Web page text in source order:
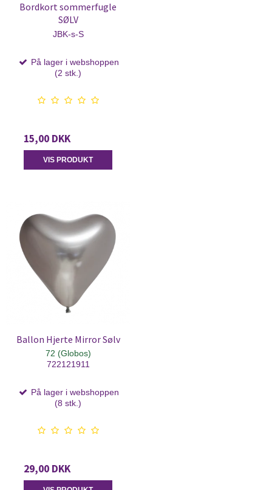
Bordkort sommerfugle
SØLV
JBK-s-S
På lager i webshoppen
(2 stk.)
15,00 DKK
VIS PRODUKT
Ballon Hjerte Mirror Sølv
72 (Globos)
722121911
På lager i webshoppen
(8 stk.)
29,00 DKK